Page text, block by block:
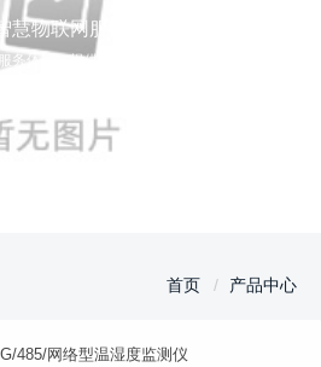
慧物联网服务平台
务体系，提供全方位保障
首页 产品中心
485/网络型温湿度监测仪